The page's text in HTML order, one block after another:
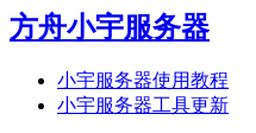
方舟小宇服务器
小宇服务器使用教程
小宇服务器工具更新